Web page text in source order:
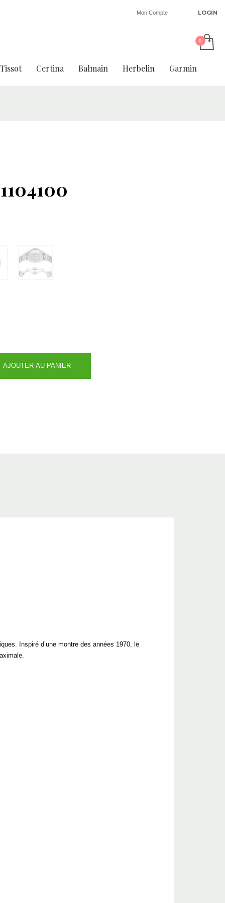
Mon Compte LOGIN
Tissot Certina Balmain Herbelin Garmin
AJOUTER AU PANIER
Inspiré d’une montre des années 1970, le